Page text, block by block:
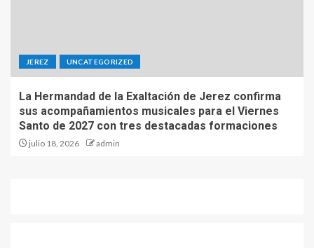
JEREZ UNCATEGORIZED
La Hermandad de la Exaltación de Jerez confirma
sus acompañamientos musicales para el Viernes
Santo de 2027 con tres destacadas formaciones
julio 18, 2026 admin